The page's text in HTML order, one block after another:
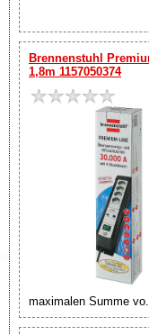
Brennenstuhl
1,8m 1157050374
maximalen Summe vo...